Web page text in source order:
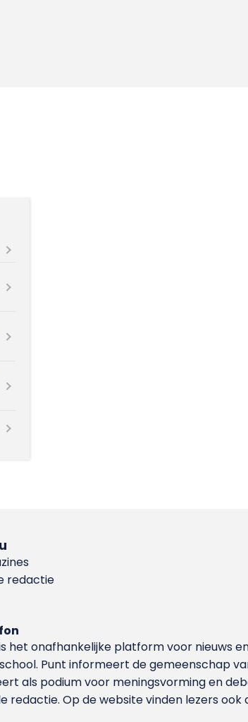
redactie
het onafhankelijke platform voor nieuws
Punt informeert de gemeenschap
als podium voor meningsvorming en
redactie. Op de website vinden lezers